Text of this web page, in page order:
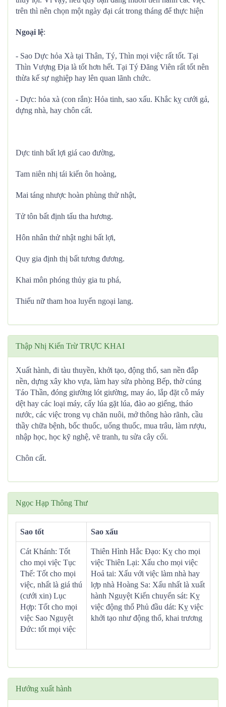
trên thì nên chọn một ngày đại cát trong tháng để thực hiện
Ngoại lệ:
- Sao Dực hỏa Xà tại Thân, Tý, Thìn mọi việc rất tốt. Tại
Thìn Vượng Địa là tốt hơn hết. Tại Tý Đăng Viên rất tốt nên
thừa kế sự nghiệp hay lên quan lãnh chức.
- Dực: hỏa xà (con rắn): Hỏa tinh, sao xấu. Khắc kỵ cưới gả,
dựng nhà, hay chôn cất.
Dực tinh bất lợi giá cao đường,
Tam niên nhị tái kiến ôn hoàng,
Mai táng nhược hoàn phùng thử nhật,
Tử tôn bất định tẩu tha hương.
Hôn nhân thử nhật nghi bất lợi,
Quy gia định thị bất tương đương.
Khai môn phóng thủy gia tu phá,
Thiếu nữ tham hoa luyến ngoại lang.
Thập Nhị Kiến Trừ TRỰC KHAI
Xuất hành, đi tàu thuyền, khởi tạo, động thổ, san nền đắp
nền, dựng xây kho vựa, làm hay sửa phòng Bếp, thờ cúng
Táo Thần, đóng giường lót giường, may áo, lắp đặt cỗ máy
dệt hay các loại máy, cấy lúa gặt lúa, đào ao giếng, tháo
nước, các việc trong vụ chăn nuôi, mở thông hào rãnh, cầu
thầy chữa bệnh, bốc thuốc, uống thuốc, mua trâu, làm rượu,
nhập học, học kỹ nghệ, vẽ tranh, tu sửa cây cối.
Chôn cất.
Ngọc Hạp Thông Thư
Sao tốt Sao xấu
Cát Khánh: Tốt
cho mọi việc Tục
Thế: Tốt cho mọi
việc, nhất là giá thú
(cưới xin) Lục
Hợp: Tốt cho mọi
việc Sao Nguyệt
Đức: tốt mọi việc
Thiên Hình Hắc Đạo: Kỵ cho mọi
việc Thiên Lại: Xấu cho mọi việc
Hoả tai: Xấu với việc làm nhà hay
lợp nhà Hoàng Sa: Xấu nhất là xuất
hành Nguyệt Kiến chuyển sát: Kỵ
việc động thổ Phủ đầu dát: Kỵ việc
khởi tạo như động thổ, khai trương
Hướng xuất hành